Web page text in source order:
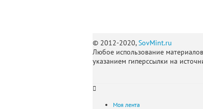
© 2012-2020,SovMint.ru
Любое использование
указанием гиперссылки на
Моя лента